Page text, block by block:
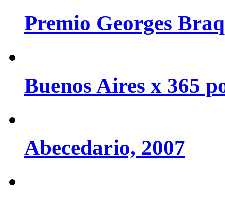
Premio Georges
Buenos Aires x 365
Abecedario, 2007